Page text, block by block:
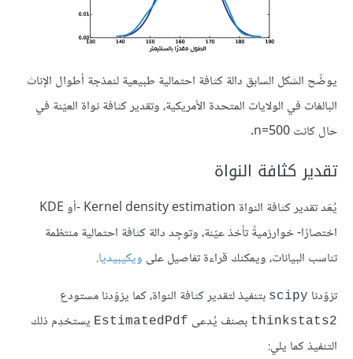
يوضِّح الشكل السابق دالة كثافة احتمالية طبيعية لنمذجة أطوال الإناث
البالغات في الولايات المتحدة الأمريكية، وتقدير كثافة نواة العيّنة في
حال كانت n=500.
تقدير كثافة النواة
يُعَد تقدير كثافة النواة Kernel density estimation -أو KDE
اختصارًا- خوارزميةً تأخذ عيّنة، وتوجِد دالة كثافة احتمالية منتظمة
تناسب البيانات، ويمكنك قراءة تفاصيل على ويكيبيديا.
تزوّدنا scipy بتنفيذ لتقدير كثافة النواة، كما يزوّدنا مستودع
thinkstats2 بصنف يُدعى EstimatedPdf يستخدِم ذلك
التنفيذ كما يلي: